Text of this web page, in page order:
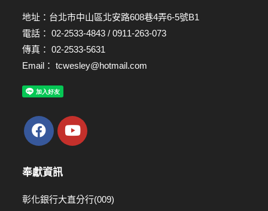
地址：台北市中山區北安路608巷4弄6-5號B1
電話： 02-2533-4843 / 0911-263-073
傳真： 02-2533-5631
Email：tcwesley@hotmail.com
奉獻資訊
彰化銀行大直分行(009)